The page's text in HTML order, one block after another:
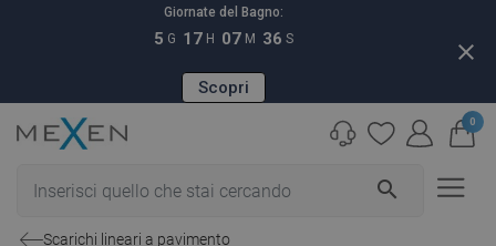
Giornate del Bagno:
5 G 17 H 07 M 36 S
Scopri
close
search
0
Scarichi lineari a pavimento